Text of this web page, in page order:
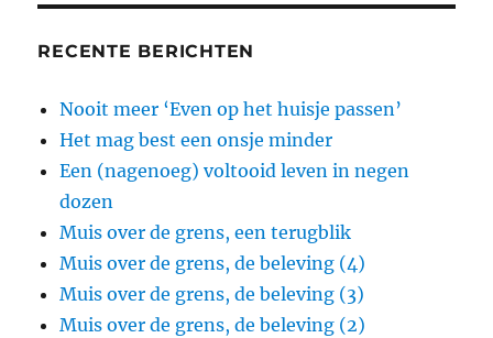
RECENTE BERICHTEN
Nooit meer ‘Even op het huisje passen’
Het mag best een onsje minder
Een (nagenoeg) voltooid leven in negen
dozen
Muis over de grens, een terugblik
Muis over de grens, de beleving (4)
Muis over de grens, de beleving (3)
Muis over de grens, de beleving (2)